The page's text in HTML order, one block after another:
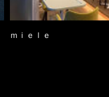
ｍｉｅｌｅ